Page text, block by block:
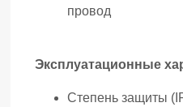
провод
Эксплуатационные
Степень защиты